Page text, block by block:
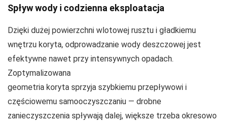
Spływ wody i codzienna eksploatacja
Dzięki dużej powierzchni wlotowej rusztu i gładkiemu
wnętrzu koryta, odprowadzanie wody deszczowej jest
efektywne nawet przy intensywnych opadach.
Zoptymalizowana
geometria koryta sprzyja szybkiemu przepływowi i
częściowemu samooczyszczaniu — drobne
zanieczyszczenia spływają dalej, większe trzeba okresowo